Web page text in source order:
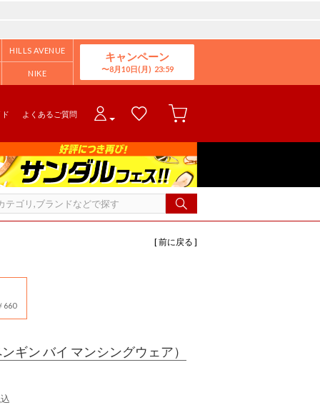
HILLS AVENUE
NIKE
キャンペーン
8月10日(月)
よくあるご質問
[ 前に戻る ]
660
ンギン バイ マンシングウェア）